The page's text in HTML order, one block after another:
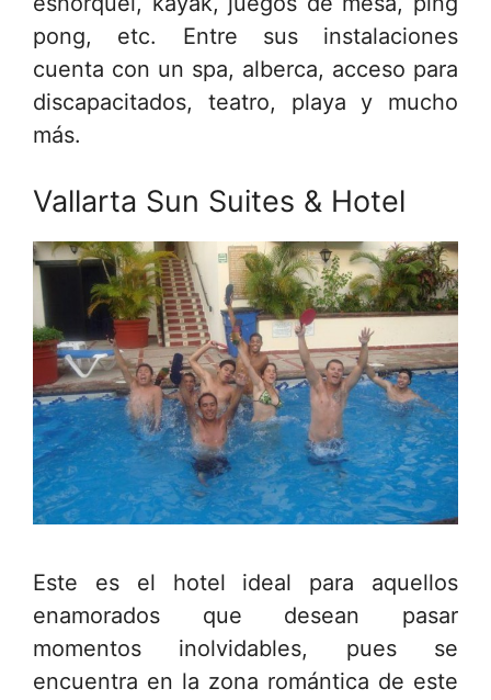
pong, etc. Entre sus instalaciones
cuenta con un spa, alberca, acceso para
discapacitados, teatro, playa y mucho
más.
Vallarta Sun Suites & Hotel
Este es el hotel ideal para aquellos
enamorados que desean pasar
momentos inolvidables, pues se
encuentra en la zona romántica de este